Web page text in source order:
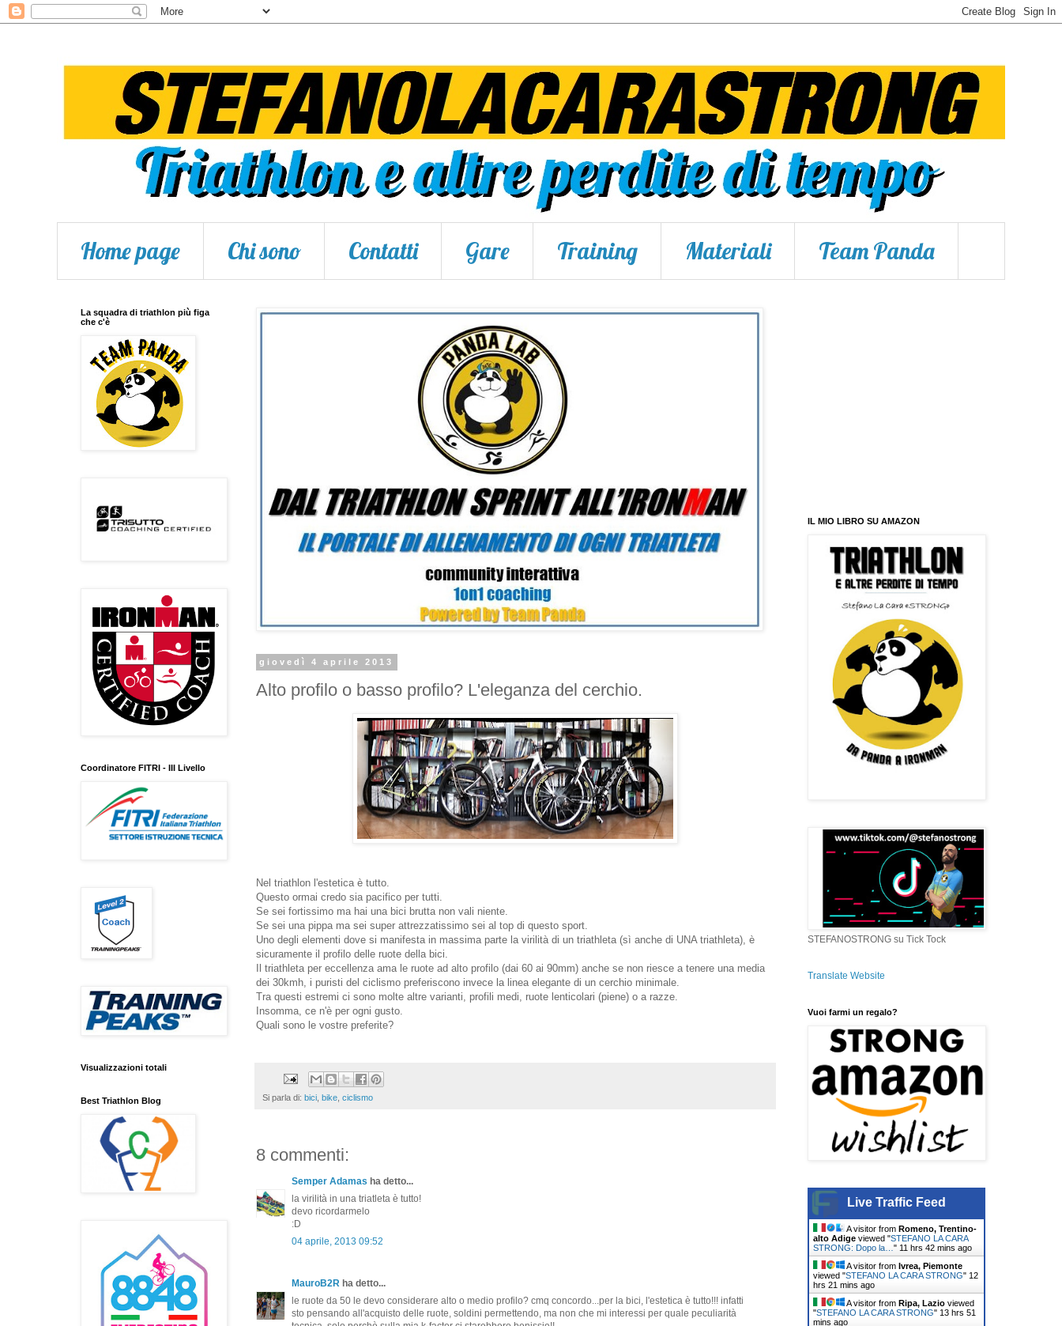
Home page Chi sono Contatti Gare Training Materiali Team Panda
giovedì 4 aprile 2013
Alto profilo o basso profilo? L'eleganza del cerchio.
Nel triathlon l'estetica è tutto.
Questo ormai credo sia pacifico per tutti.
Se sei fortissimo ma hai una bici brutta non vali niente.
Se sei una pippa ma sei super attrezzatissimo sei al top di questo sport.
Uno degli elementi dove si manifesta in massima parte la virilità di un triathleta (sì anche di UNA triathleta), è
sicuramente il profilo delle ruote della bici.
Il triathleta per eccellenza ama le ruote ad alto profilo (dai 60 ai 90mm) anche se non riesce a tenere una media
dei 30kmh, i puristi del ciclismo preferiscono invece la linea elegante di un cerchio minimale.
Tra questi estremi ci sono molte altre varianti, profili medi, ruote lenticolari (piene) o a razze.
Insomma, ce n'è per ogni gusto.
Quali sono le vostre preferite?
Si parla di: bici bike ciclismo
8 commenti:
Semper Adamas ha detto...
la virilità in una triatleta è tutto!
devo ricordarmelo
:D
04 aprile, 2013 09:52
MauroB2R ha detto...
le ruote da 50 le devo considerare alto o medio profilo? cmq concordo...per la bici, l'estetica è tutto!!! infatti
sto pensando all'acquisto delle ruote, soldini permettendo, ma non che mi interessi per quale peculiarità
La squadra di triathlon più figa
che c'è
Coordinatore FITRI - III Livello
Visualizzazioni totali
Best Triathlon Blog
IL MIO LIBRO SU AMAZON
STEFANOSTRONG su Tick Tock
Translate Website
Vuoi farmi un regalo?
Live Traffic Feed
A visitor from Romeno, Trentino-
alto Adige viewed "STEFANO LA CARA
STRONG: Dopo la… " 11 hrs 42 mins ago
A visitor from Ivrea, Piemonte
viewed "STEFANO LA CARA STRONG" 12
hrs 21 mins ago
A visitor from Ripa, Lazio viewed
"STEFANO LA CARA STRONG" 13 hrs 51
mins ago